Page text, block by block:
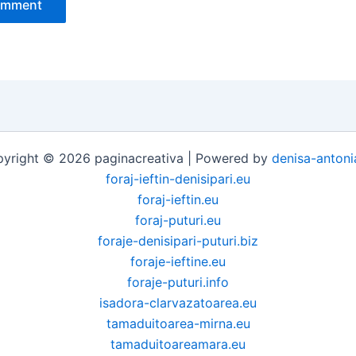
© 2026 paginacreativa | Powered by denisa-
foraj-ieftin-denisipari.eu
foraj-ieftin.eu
foraj-puturi.eu
foraje-denisipari-puturi.biz
foraje-ieftine.eu
foraje-puturi.info
isadora-clarvazatoarea.eu
tamaduitoarea-mirna.eu
tamaduitoareamara.eu